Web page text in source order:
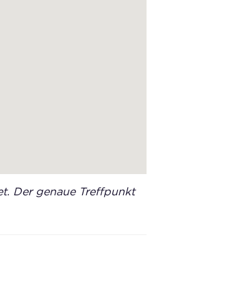
Der genaue Treffpunkt